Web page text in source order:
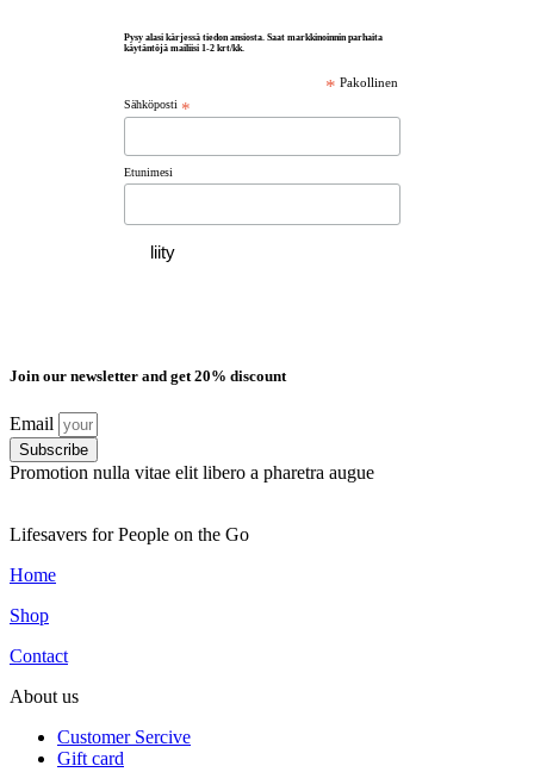
Pysy alasi kärjessä tiedon ansiosta. Saat markkinoinnin parhaita
käytäntöjä mailiisi 1-2 krt/kk.
* Pakollinen
Sähköposti *
Etunimesi
Join our newsletter and get 20% discount
Email
Subscribe
Promotion nulla vitae elit libero a pharetra augue
Lifesavers for People on the Go
Home
Shop
Contact
About us
Customer Sercive
Gift card